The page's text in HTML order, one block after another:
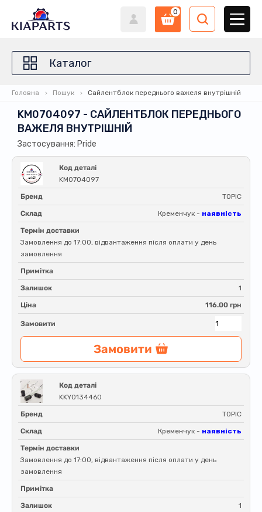
0
Каталог
Головна Пошук Сайлентблок переднього важеля внутрішній
KM0704097 - САЙЛЕНТБЛОК ПЕРЕДНЬОГО
ВАЖЕЛЯ ВНУТРІШНІЙ
Застосування: Pride
Код деталі
KM0704097
Бренд TOPIC
Склад Кременчук - наявність
Термін доставки
Замовлення до 17:00, відвантаження після оплати у день
замовлення
Примітка
Залишок 1
Ціна 116.00 грн
Замовити
Замовити
Код деталі
KKY0134460
Бренд TOPIC
Склад Кременчук - наявність
Термін доставки
Замовлення до 17:00, відвантаження після оплати у день
замовлення
Примітка
Залишок 1